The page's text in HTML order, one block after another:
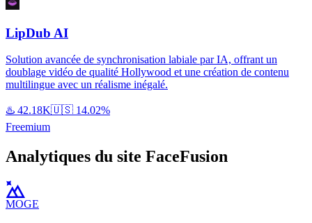
LipDub AI
Solution avancée de synchronisation labiale par IA, offrant un
doublage vidéo de qualité Hollywood et une création de contenu
multilingue avec un réalisme inégalé.
♨️ 42.18K🇺🇸 14.02%
Freemium
Analytiques du site FaceFusion
MOGE